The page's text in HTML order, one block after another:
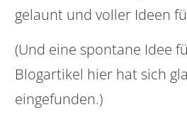
gelaunt und voller Ideen
(Und eine spontane Idee
Blogartikel hier hat sich
eingefunden.)